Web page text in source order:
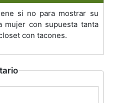
si no para mostrar su
mujer con supuesta tanta
con tacones.